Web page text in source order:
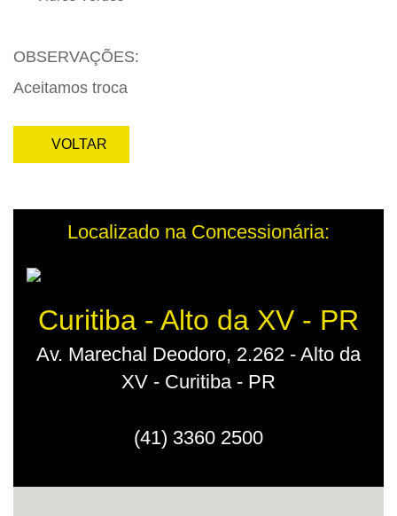
OBSERVAÇÕES:
Aceitamos troca
VOLTAR
Localizado na Concessionária:
Curitiba - Alto da XV - PR
Av. Marechal Deodoro, 2.262 - Alto da
XV - Curitiba - PR
(41) 3360 2500